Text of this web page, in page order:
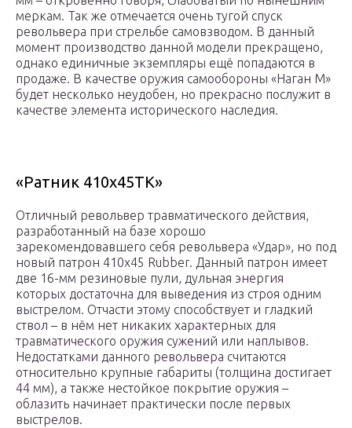
меркам. Так же отмечается очень тугой спуск
револьвера при стрельбе самовзводом. В данный
момент производство данной модели прекращено,
однако единичные экземпляры ещё попадаются в
продаже. В качестве оружия самообороны «Наган М»
будет несколько неудобен, но прекрасно послужит в
качестве элемента исторического наследия.
«Ратник 410х45ТК»
Отличный револьвер травматического действия,
разработанный на базе хорошо
зарекомендовавшего себя револьвера «Удар», но под
новый патрон 410х45 Rubber. Данный патрон имеет
две 16-мм резиновые пули, дульная энергия
которых достаточна для выведения из строя одним
выстрелом. Отчасти этому способствует и гладкий
ствол – в нём нет никаких характерных для
травматического оружия сужений или наплывов.
Недостатками данного револьвера считаются
относительно крупные габариты (толщина достигает
44 мм), а также нестойкое покрытие оружия –
облазить начинает практически после первых
выстрелов.